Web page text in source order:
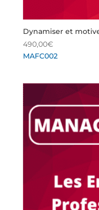
Dynamiser et
490,00€
MAFC002